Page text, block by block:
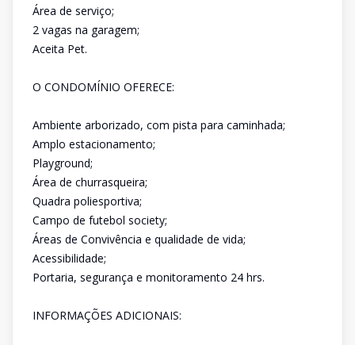
Área de serviço;
2 vagas na garagem;
Aceita Pet.
O CONDOMÍNIO OFERECE:
Ambiente arborizado, com pista para caminhada;
Amplo estacionamento;
Playground;
Área de churrasqueira;
Quadra poliesportiva;
Campo de futebol society;
Áreas de Convivência e qualidade de vida;
Acessibilidade;
Portaria, segurança e monitoramento 24 hrs.
INFORMAÇÕES ADICIONAIS: